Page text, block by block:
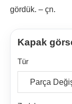
gördük. – çn.
Kapak
Tür